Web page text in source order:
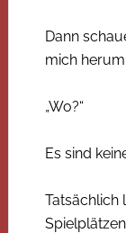
Dann
mich
„Wo?“
Es sind
Tatsächlich